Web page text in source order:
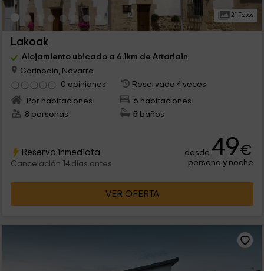
21 Fotos
Lakoak
Alojamiento ubicado a 6.1km de Artariain
Garinoain, Navarra
0 opiniones
Reservado 4 veces
Por habitaciones
6 habitaciones
8 personas
5 baños
Reserva inmediata
Cancelación 14 días antes
desde 49€
persona y noche
VER OFERTA